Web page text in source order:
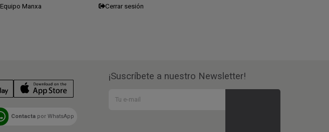
Equipo Manxa
Cerrar sesión
Contacta por WhatsApp
¡Suscríbete a nuestro Newsletter!